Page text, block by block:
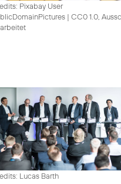
Pixabay User
| CC0 1.0,
Lucas Barth